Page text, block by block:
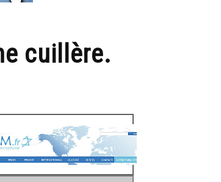
cuillère.